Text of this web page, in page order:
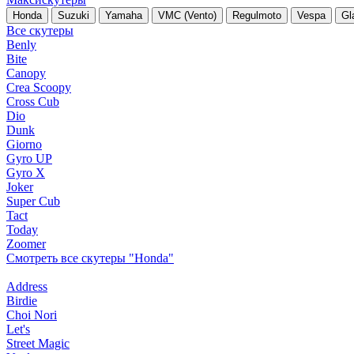
Honda Suzuki Yamaha VMC (Vento) Regulmoto Vespa
Все скутеры
Benly
Bite
Canopy
Crea Scoopy
Cross Cub
Dio
Dunk
Giorno
Gyro UP
Gyro X
Joker
Super Cub
Tact
Today
Zoomer
Смотреть все скутеры "Honda"
Address
Birdie
Choi Nori
Let's
Street Magic